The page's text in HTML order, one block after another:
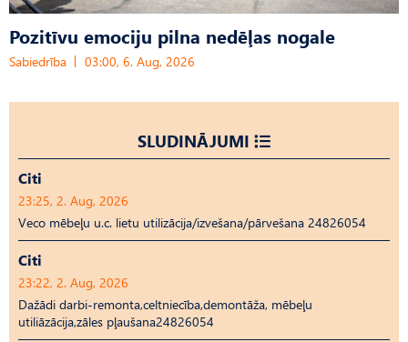
Pozitīvu emociju pilna nedēļas nogale
Sabiedrība 03:00, 6. Aug, 2026
SLUDINĀJUMI
Citi
23:25, 2. Aug, 2026
Veco mēbeļu u.c. lietu utilizācija/izvešana/pārvešana 24826054
Citi
23:22, 2. Aug, 2026
Dažādi darbi-remonta,celtniecība,demontāža, mēbeļu
utiliāzācija,zāles pļaušana24826054